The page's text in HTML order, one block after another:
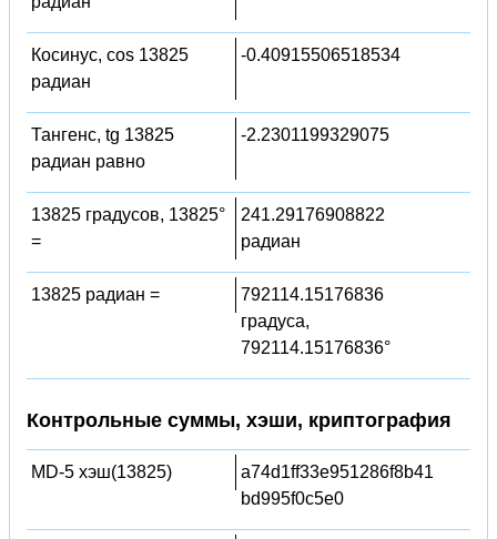
Косинус, cos 13825
радиан
-0.40915506518534
Тангенс, tg 13825
радиан равно
-2.2301199329075
13825 градусов, 13825°
=
241.29176908822
радиан
13825 радиан =
792114.15176836
градуса,
792114.15176836°
Контрольные суммы, хэши, криптография
MD-5 хэш(13825)
a74d1ff33e951286f8b41
bd995f0c5e0